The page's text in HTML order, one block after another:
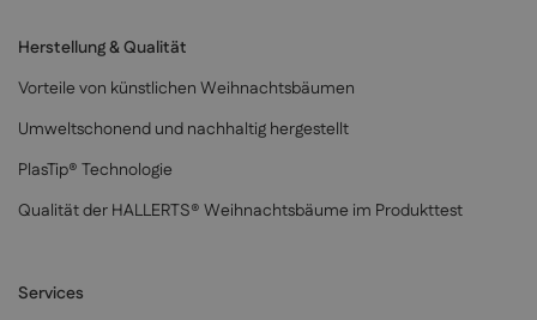
Herstellung & Qualität
Vorteile von künstlichen Weihnachtsbäumen
Umweltschonend und nachhaltig hergestellt
PlasTip® Technologie
Qualität der HALLERTS® Weihnachtsbäume im Produkttest
Services